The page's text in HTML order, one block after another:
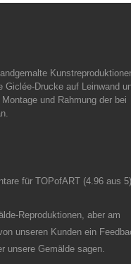
Giclée-Drucke auf Leinwand
und Rahmung der bei
für TOPofART (4.96 aus 5)
Reproduktionen, aber am
unseren Kunden ein
unsere Gemälde sagen.